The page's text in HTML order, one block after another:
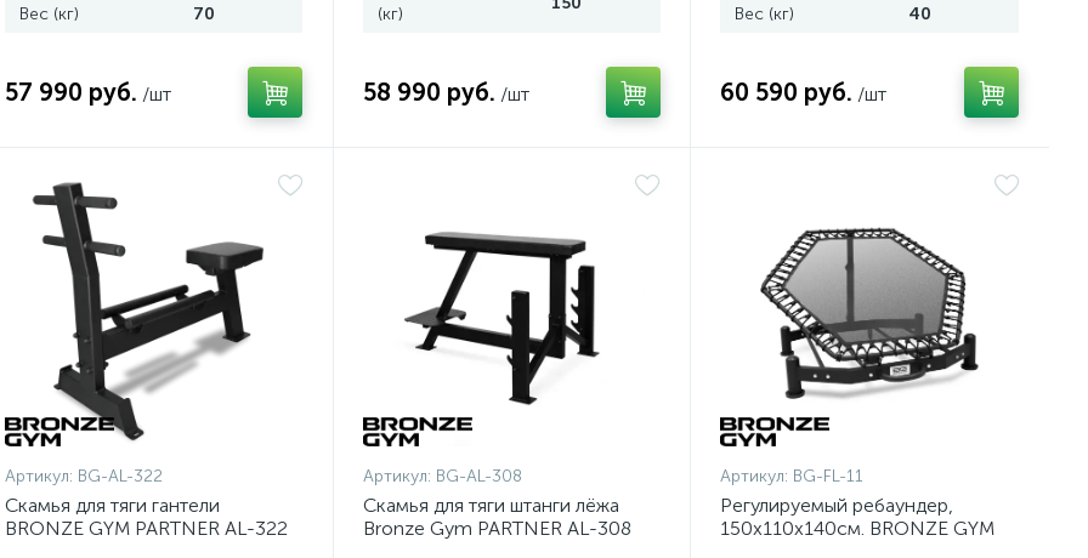
Вес (кг)
70
57 990 руб. /шт
(кг)
58 990 руб. /шт
Вес (кг)
40
60 590 руб. /шт
Артикул: BG-AL-322
Скамья для тяги гантели
BRONZE GYM PARTNER AL-322
Артикул: BG-AL-308
Скамья для тяги штанги лёжа
Bronze Gym PARTNER AL-308
Артикул: BG-FL-11
Регулируемый ребаундер,
150х110х140см. BRONZE GYM